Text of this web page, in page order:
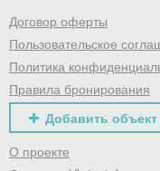
Договор оферты
Пользовательское
Политика
Правила бронирования
Добавить объект
О проекте